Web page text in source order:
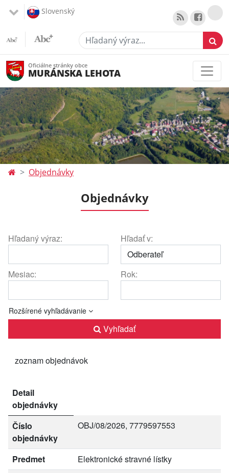
Slovenský
Hľadaný výraz...
Oficiálne stránky obce
MURÁNSKA LEHOTA
Objednávky
Objednávky
Hľadaný výraz: Hľadať v:
Mesiac: Rok:
Rozšírené vyhľadávanie
Vyhľadať
zoznam objednávok
Detail
objednávky
Číslo
objednávky
OBJ/08/2026, 7779597553
Predmet
Elektronické stravné lístky